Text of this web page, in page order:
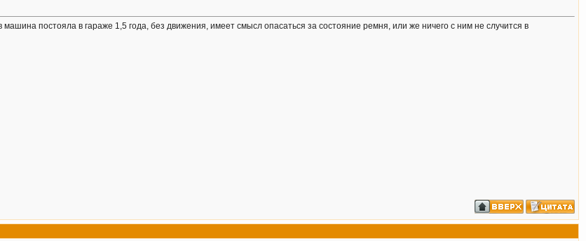
машина постояла в гараже 1,5 года, без движения, имеет смысл опасаться за состояние ремня, или же ничего с ним не случится в